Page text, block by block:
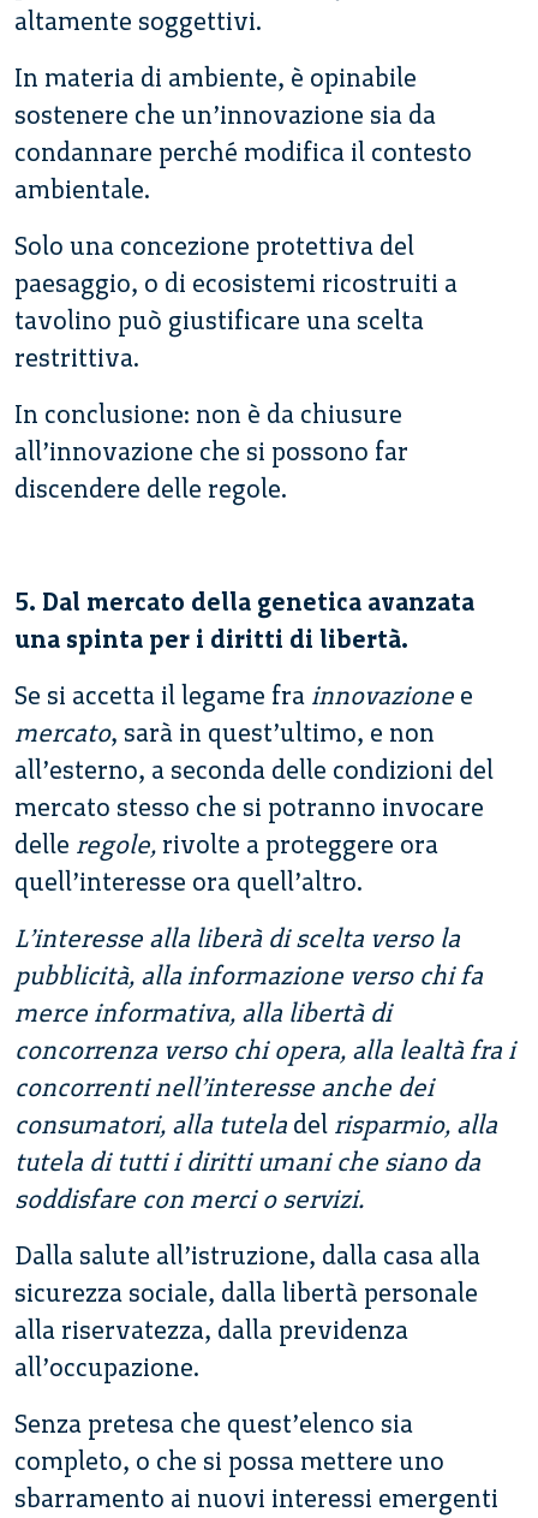
altamente soggettivi.
In materia di ambiente, è opinabile
sostenere che un’innovazione sia da
condannare perché modifica il contesto
ambientale.
Solo una concezione protettiva del
paesaggio, o di ecosistemi ricostruiti a
tavolino può giustificare una scelta
restrittiva.
In conclusione: non è da chiusure
all’innovazione che si possono far
discendere delle regole.
5. Dal mercato della genetica avanzata
una spinta per i diritti di libertà.
Se si accetta il legame fra innovazione e
mercato, sarà in quest’ultimo, e non
all’esterno, a seconda delle condizioni del
mercato stesso che si potranno invocare
delle regole, rivolte a proteggere ora
quell’interesse ora quell’altro.
L’interesse alla liberà di scelta verso la
pubblicità, alla informazione verso chi fa
merce informativa, alla libertà di
concorrenza verso chi opera, alla lealtà fra i
concorrenti nell’interesse anche dei
consumatori, alla tutela del risparmio, alla
tutela di tutti i diritti umani che siano da
soddisfare con merci o servizi.
Dalla salute all’istruzione, dalla casa alla
sicurezza sociale, dalla libertà personale
alla riservatezza, dalla previdenza
all’occupazione.
Senza pretesa che quest’elenco sia
completo, o che si possa mettere uno
sbarramento ai nuovi interessi emergenti